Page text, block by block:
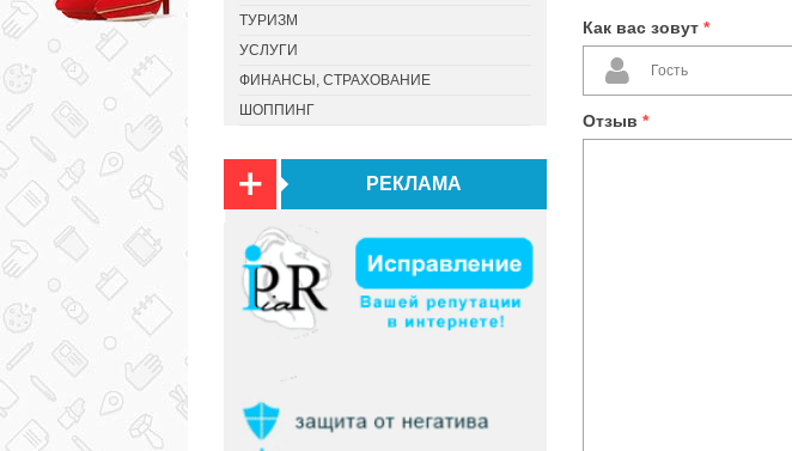
Как вас зовут *
Отзыв *
ТУРИЗМ
УСЛУГИ
ФИНАНСЫ, СТРАХОВАНИЕ
ШОППИНГ
РЕКЛАМА